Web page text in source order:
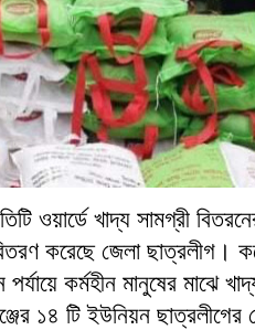
ওয়ার্ডে খাদ্য সামগ্রী
করেছে জেলা ছাত্রলীগ।
কর্মহীন মানুষের মাঝে
১৪ টি ইউনিয়ন ছাত্রলীগের